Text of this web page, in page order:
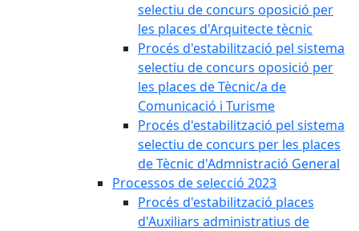
selectiu de concurs oposició per
les places d'Arquitecte tècnic
Procés d'estabilització pel sistema
selectiu de concurs oposició per
les places de Tècnic/a de
Comunicació i Turisme
Procés d'estabilització pel sistema
selectiu de concurs per les places
de Tècnic d'Admnistració General
Processos de selecció 2023
Procés d'estabilització places
d'Auxiliars administratius de